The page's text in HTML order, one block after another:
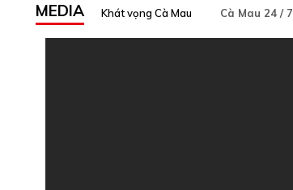
MEDIA Khát vọng Cà Mau Cà Mau 24 / 7